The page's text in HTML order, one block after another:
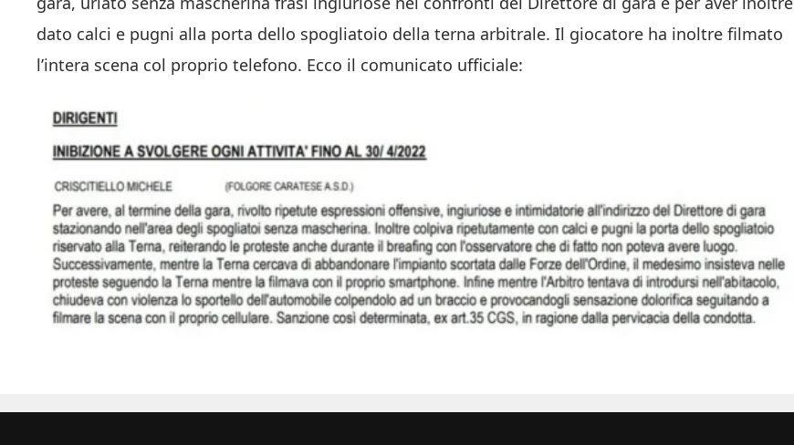
dato calci e pugni alla porta dello spogliatoio della terna arbitrale. Il giocatore ha inoltre filmato
l’intera scena col proprio telefono. Ecco il comunicato ufficiale: